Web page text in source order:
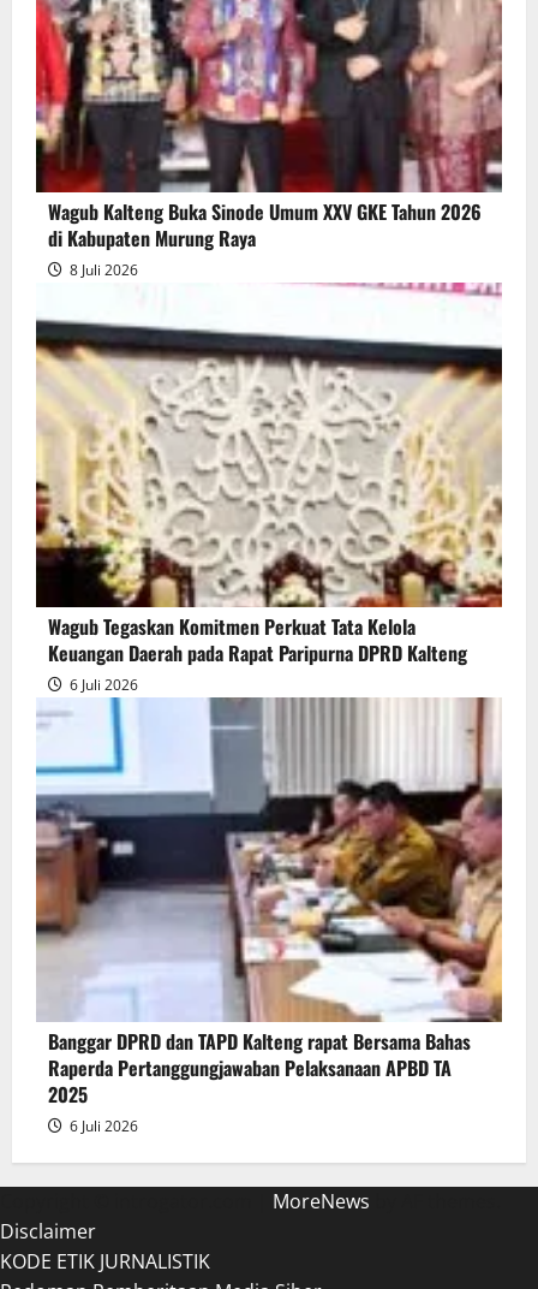
Wagub Kalteng Buka Sinode Umum XXV GKE Tahun 2026
di Kabupaten Murung Raya
8 Juli 2026
Wagub Tegaskan Komitmen Perkuat Tata Kelola
Keuangan Daerah pada Rapat Paripurna DPRD Kalteng
6 Juli 2026
Banggar DPRD dan TAPD Kalteng rapat Bersama Bahas
Raperda Pertanggungjawaban Pelaksanaan APBD TA
2025
6 Juli 2026
MoreNews
Disclaimer
KODE ETIK JURNALISTIK